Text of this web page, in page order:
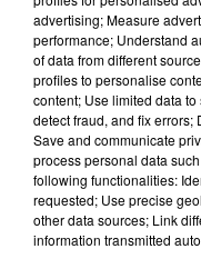
connaître
Dernier fait en
météorologique,
journée de
mesurée au
En-tout-cas, le
Préventiontient
essentiels en vue
advertising; Measure
performance; Understand
of data from different
profiles to personalise
content; Use limited data
detect fraud, and fix
Save and communicate
process personal data
following functionalities:
requested; Use precise
other data sources; Link
information transmitted